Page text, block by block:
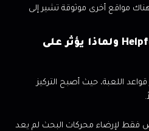
مواقع أخرى موثوقة تشير إلى
ما هو تحديث Helpful Content ولماذا يؤثر على
اللعبة، حيث أصبح التركيز
فقط لإرضاء محركات البحث لم يعد